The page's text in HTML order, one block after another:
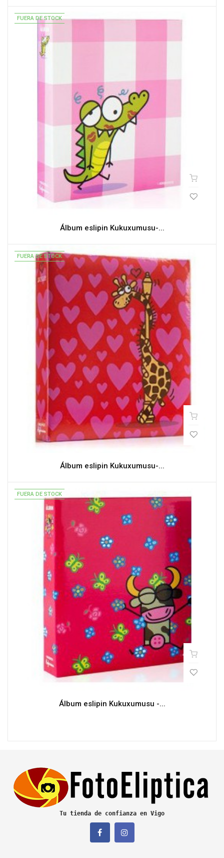
Álbum eslipin Kukuxumusu-...
FUERA DE STOCK
Álbum eslipin Kukuxumusu-...
FUERA DE STOCK
Álbum eslipin Kukuxumusu -...
FUERA DE STOCK
Tu tienda de confianza en Vigo